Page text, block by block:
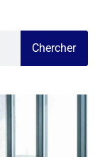
Chercher